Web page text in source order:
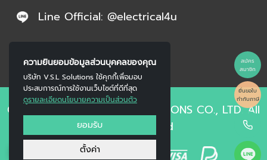
สมัคร
สมาชิก
ยื่นขอใบ
กำกับภาษี
0
ความยินยอมข้อมูลส่วนบุคคลของคุณ
บริษัท V.S.L Solutions ใช้คุกกี้เพื่อมอบ
ประสบการณ์การใช้งานเว็บไซต์ที่ดีที่สุด
ดูรายละเอียดนโยบายความเป็นส่วนตัว
ยอมรับ
ตั้งค่า
Line Official: @electrical4u
Copyright © 2023 V.S.L SOLUTIONS CO., LTD. All
Right Reserved